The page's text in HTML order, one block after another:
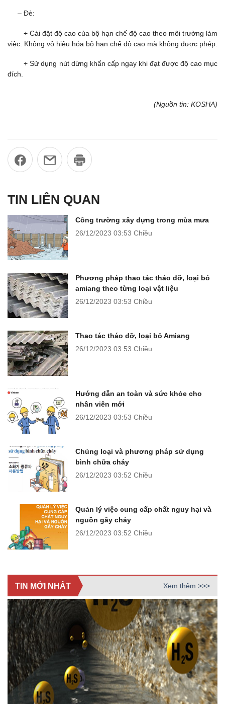
– Đè:
+ Cài đặt độ cao của bộ hạn chế độ cao theo môi trường làm
việc. Không vô hiệu hóa bộ hạn chế độ cao mà không được phép.
+ Sử dụng nút dừng khẩn cấp ngay khi đạt được độ cao mục
đích.
(Nguồn tin: KOSHA)
TIN LIÊN QUAN
Công trường xây dựng trong mùa mưa
26/12/2023 03:53 Chiều
Phương pháp thao tác tháo dỡ, loại bỏ
amiang theo từng loại vật liệu
26/12/2023 03:53 Chiều
Thao tác tháo dỡ, loại bỏ Amiang
26/12/2023 03:53 Chiều
Hướng dẫn an toàn và sức khỏe cho
nhân viên mới
26/12/2023 03:53 Chiều
Chủng loại và phương pháp sử dụng
bình chữa cháy
26/12/2023 03:52 Chiều
Quản lý việc cung cấp chất nguy hại và
nguồn gây cháy
26/12/2023 03:52 Chiều
TIN MỚI NHẤT Xem thêm >>>